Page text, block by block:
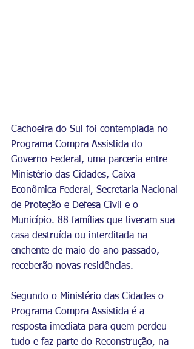
Cachoeira do Sul foi contemplada no
Programa Compra Assistida do
Governo Federal, uma parceria entre
Ministério das Cidades, Caixa
Econômica Federal, Secretaria Nacional
de Proteção e Defesa Civil e o
Município. 88 famílias que tiveram sua
casa destruída ou interditada na
enchente de maio do ano passado,
receberão novas residências.
Segundo o Ministério das Cidades o
Programa Compra Assistida é a
resposta imediata para quem perdeu
tudo e faz parte do Reconstrução, na